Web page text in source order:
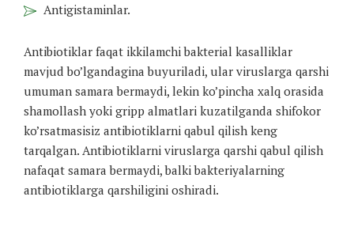
Antigistaminlar.
Antibiotiklar faqat ikkilamchi bakterial kasalliklar
mavjud bo’lgandagina buyuriladi, ular viruslarga qarshi
umuman samara bermaydi, lekin ko’pincha xalq orasida
shamollash yoki gripp almatlari kuzatilganda shifokor
ko’rsatmasisiz antibiotiklarni qabul qilish keng
tarqalgan. Antibiotiklarni viruslarga qarshi qabul qilish
nafaqat samara bermaydi, balki bakteriyalarning
antibiotiklarga qarshiligini oshiradi.